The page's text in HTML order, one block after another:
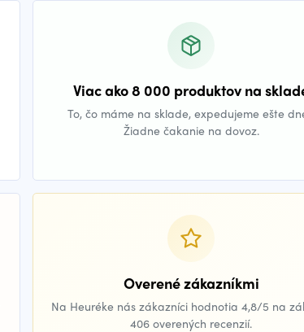
Viac ako 8 000 produktov na
To, čo máme na sklade, expedujeme ešte
Žiadne čakanie na dovoz.
Overené zákazníkmi
Na Heuréke nás zákazníci hodnotia 4,8/5 na
406 overených recenzií.